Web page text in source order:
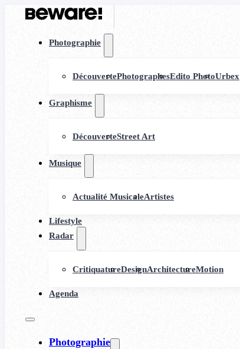
Photographie
DécouvertePhotographesEdito PhotoUrbex
Graphisme
DécouverteStreet Art
Musique
Actualité MusicaleArtistes
Lifestyle
Radar
CritiquatureDesignArchitectureMotion
Agenda
Photographie